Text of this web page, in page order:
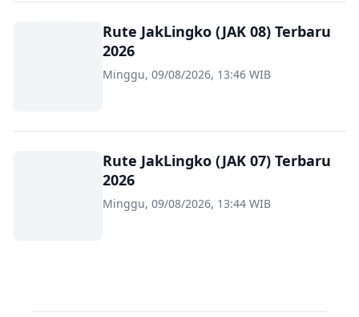
Rute JakLingko (JAK 08) Terbaru
2026
Minggu, 09/08/2026, 13:46 WIB
Rute JakLingko (JAK 07) Terbaru
2026
Minggu, 09/08/2026, 13:44 WIB